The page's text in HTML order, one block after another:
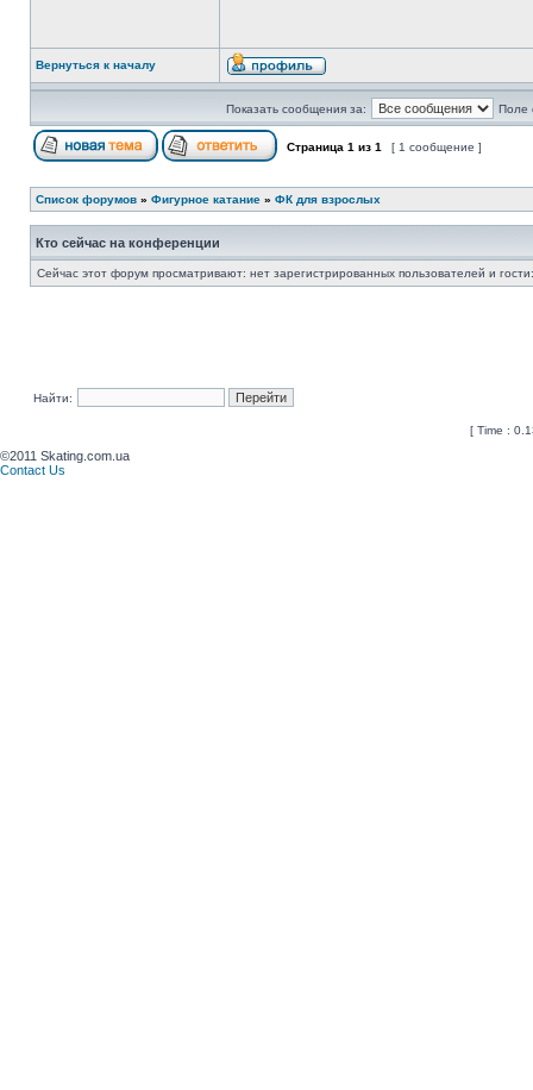
Вернуться к началу
Показать сообщения за: Поле
Страница 1 из 1 [ 1 сообщение ]
Список форумов » Фигурное катание » ФК для взрослых
Кто сейчас на конференции
Сейчас этот форум просматривают: нет зарегистрированных пользователей и
Найти:
[ Time :
©2011 Skating.com.ua
Contact Us